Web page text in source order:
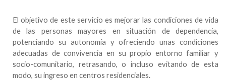
El objetivo de este servicio es mejorar las condiciones de vida
de las personas mayores en situación de dependencia,
potenciando su autonomía y ofreciendo unas condiciones
adecuadas de convivencia en su propio entorno familiar y
socio-comunitario, retrasando, o incluso evitando de esta
modo, su ingreso en centros residenciales.